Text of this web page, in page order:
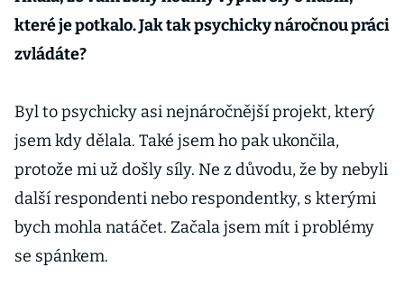
které je potkalo. Jak tak psychicky náročnou práci
zvládáte?
Byl to psychicky asi nejnáročnější projekt, který
jsem kdy dělala. Také jsem ho pak ukončila,
protože mi už došly síly. Ne z důvodu, že by nebyli
další respondenti nebo respondentky, s kterými
bych mohla natáčet. Začala jsem mít i problémy
se spánkem.